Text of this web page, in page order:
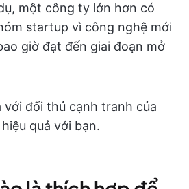
một công ty lớn hơn có
startup vì công nghệ mới
giờ đạt đến giai đoạn mở
với đối thủ cạnh tranh của
quả với bạn.